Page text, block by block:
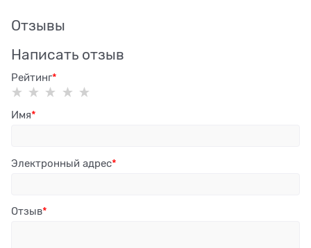
Отзывы
Написать отзыв
Рейтинг
Имя
Электронный адрес
Отзыв